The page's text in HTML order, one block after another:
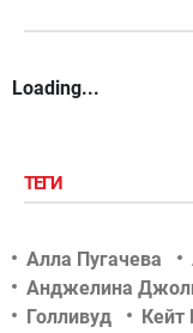
Loading...
ТЕГИ
Алла Пугачева
Анджелина
Голливуд
Кейт